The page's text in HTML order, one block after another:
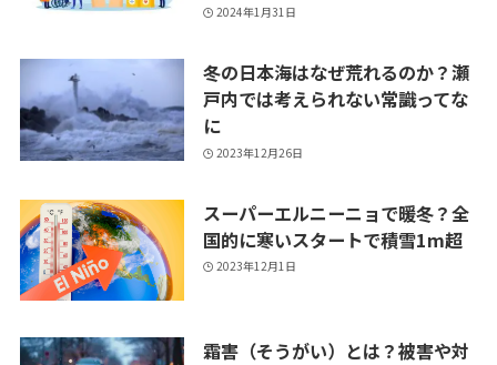
2024年1月31日
冬の日本海はなぜ荒れるのか？瀬
戸内では考えられない常識ってな
に
2023年12月26日
スーパーエルニーニョで暖冬？全
国的に寒いスタートで積雪1m超
2023年12月1日
霜害（そうがい）とは？被害や対